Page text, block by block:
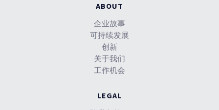
ABOUT
企业故事
可持续发展
创新
关于我们
工作机会
LEGAL